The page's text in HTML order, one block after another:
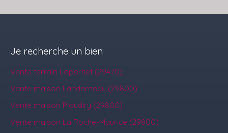
Je recherche un bien
Vente terrain Loperhet (29470)
Vente maison Landerneau (29800)
Vente maison Ploudiry (29800)
Vente maison La Roche-Maurice (29800)